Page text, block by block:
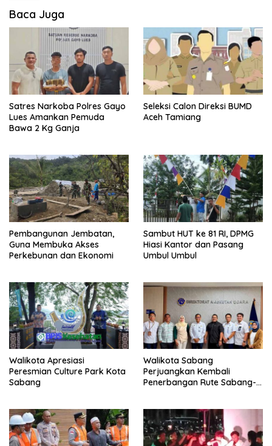
Baca Juga
Satres Narkoba Polres Gayo
Lues Amankan Pemuda
Bawa 2 Kg Ganja
Seleksi Calon Direksi BUMD
Aceh Tamiang
Pembangunan Jembatan,
Guna Membuka Akses
Perkebunan dan Ekonomi
Sambut HUT ke 81 RI, DPMG
Hiasi Kantor dan Pasang
Umbul Umbul
Walikota Apresiasi
Peresmian Culture Park Kota
Sabang
Walikota Sabang
Perjuangkan Kembali
Penerbangan Rute Sabang-